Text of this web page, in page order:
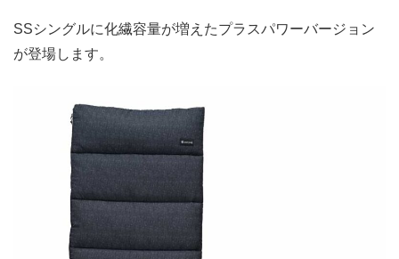
SSシングルに化繊容量が増えたプラスパワーバージョン
が登場します。